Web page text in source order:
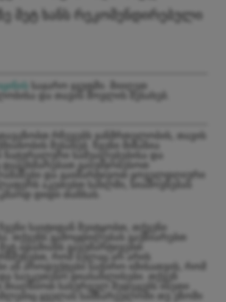
მეტ ხანს რეკომენდირებული
საჯარო ჯგუფში. მიიღეთ
რჩევებს ჯანმრთელობის, თავის
შესახებ. ჩვენი მიზანია
საშუალებებისა და
გაიუმჯობესოთ
და გაიმარტივოთ ყოველდღიური
აკეთებთ სახლში, სიამოვნებას
დიდი თანხას.
საიტიდან შეიტყობთ, თქვენი
თქვენს გამოცდილებას გაუზიარებთ
ადამიანს გავუმარტივებთ
რომ სულაც არ არის
ან პროდუქტები საჭირო იმისათვის, რომ
საუკეთესო დიასახლისები. თქვენ
მიაღწიოთ სასურველ შედეგებს ისეთი
ყველას სამზარეულოში თუ ეზოში